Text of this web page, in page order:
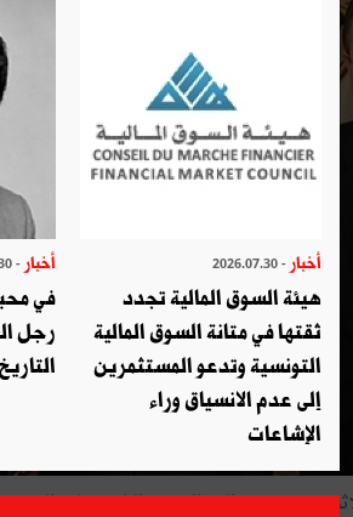
بقصر قرطاج بالرئيس الباجي قايد
أخبار - 2026.07.30
هيئة السوق المالية تجدد
ثقتها في متانة السوق المالية
التونسية وتدعو المستثمرين
إلى عدم الانسياق وراء
الإشاعات
أخبار - 2026.07.30
في
رجل